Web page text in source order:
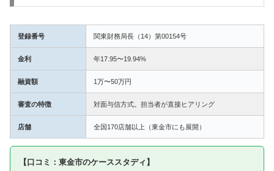
登録番号 関東財務局長（14）第00154号
金利 年17.95〜19.94%
融資額 1万〜50万円
審査の特徴 対面与信方式。担当者が直接ヒアリング
店舗 全国170店舗以上（東金市にも展開）
【口コミ：東金市のケーススタディ】